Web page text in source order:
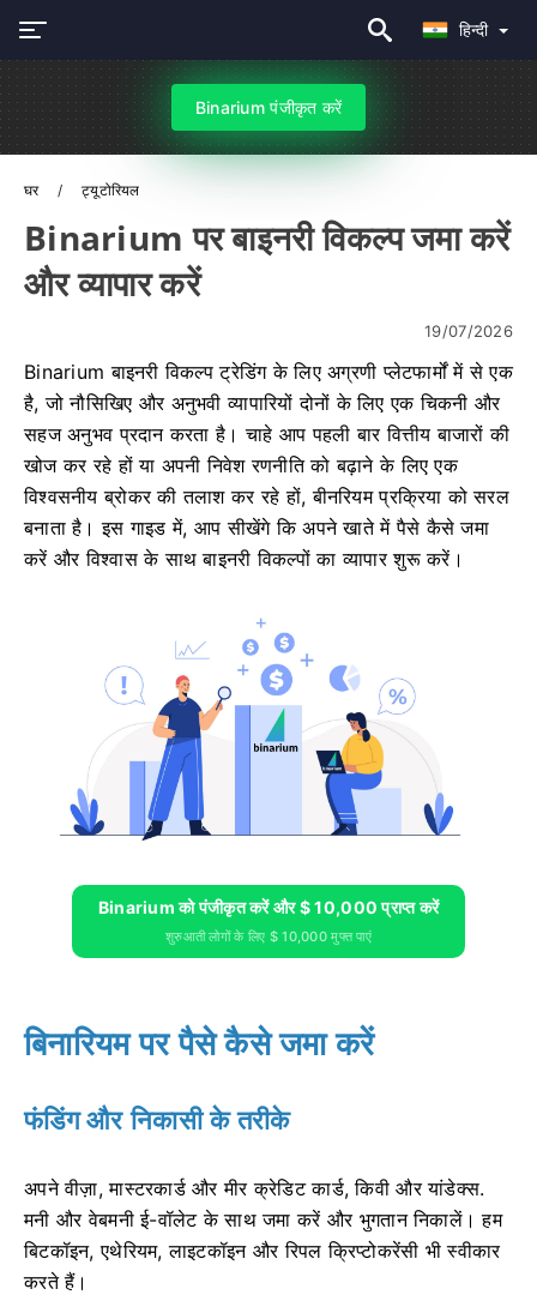
हिन्दी
Binarium पंजीकृत करें
घर ट्यूटोरियल
Binarium पर बाइनरी विकल्प जमा करें
और व्यापार करें
19/07/2026
Binarium बाइनरी विकल्प ट्रेडिंग के लिए अग्रणी प्लेटफार्मों में से एक
है, जो नौसिखिए और अनुभवी व्यापारियों दोनों के लिए एक चिकनी और
सहज अनुभव प्रदान करता है। चाहे आप पहली बार वित्तीय बाजारों की
खोज कर रहे हों या अपनी निवेश रणनीति को बढ़ाने के लिए एक
विश्वसनीय ब्रोकर की तलाश कर रहे हों, बीनरियम प्रक्रिया को सरल
बनाता है। इस गाइड में, आप सीखेंगे कि अपने खाते में पैसे कैसे जमा
करें और विश्वास के साथ बाइनरी विकल्पों का व्यापार शुरू करें।
Binarium को पंजीकृत करें और $ 10,000 प्राप्त करें
शुरुआती लोगों के लिए $ 10,000 मुफ्त पाएं
बिनारियम पर पैसे कैसे जमा करें
फंडिंग और निकासी के तरीके
अपने वीज़ा, मास्टरकार्ड और मीर क्रेडिट कार्ड, किवी और यांडेक्स.
मनी और वेबमनी ई-वॉलेट के साथ जमा करें और भुगतान निकालें। हम
बिटकॉइन, एथेरियम, लाइटकॉइन और रिपल क्रिप्टोकरेंसी भी स्वीकार
करते हैं।